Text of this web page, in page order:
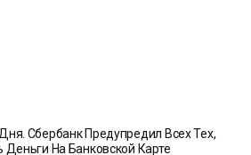
Сбербанк Предупредил Всех Тех,
Деньги На Банковской Карте